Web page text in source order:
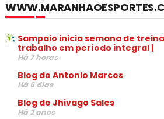
Sampaio inicia semana de
trabalho em período integral |
Há 7 horas
Blog do Antonio Marcos
Há 6 dias
Blog do Jhivago Sales
Há 2 anos